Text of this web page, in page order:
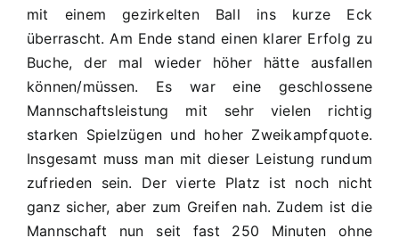
mit einem gezirkelten Ball ins kurze Eck
überrascht. Am Ende stand einen klarer Erfolg zu
Buche, der mal wieder höher hätte ausfallen
können/müssen. Es war eine geschlossene
Mannschaftsleistung mit sehr vielen richtig
starken Spielzügen und hoher Zweikampfquote.
Insgesamt muss man mit dieser Leistung rundum
zufrieden sein. Der vierte Platz ist noch nicht
ganz sicher, aber zum Greifen nah. Zudem ist die
Mannschaft nun seit fast 250 Minuten ohne